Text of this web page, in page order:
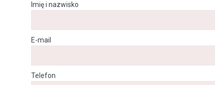
Imię i nazwisko
E-mail
Telefon